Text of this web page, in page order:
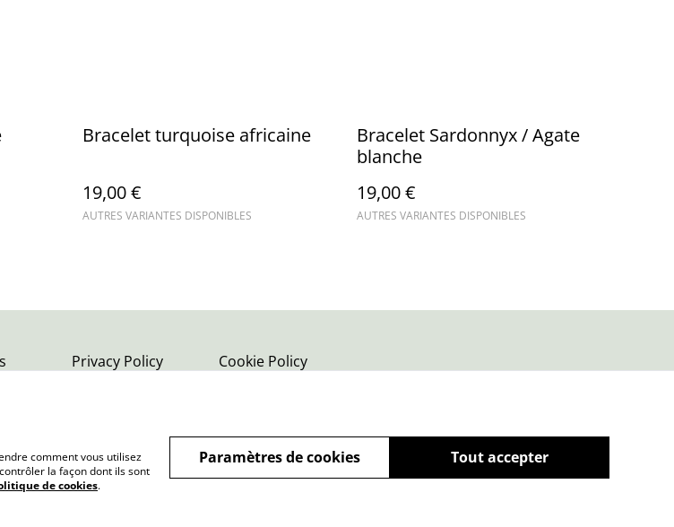
Bracelet turquoise africaine
19,00 €
AUTRES VARIANTES DISPONIBLES
Bracelet Sardonnyx / Agate
blanche
19,00 €
AUTRES VARIANTES DISPONIBLES
Privacy Policy Cookie Policy
comment vous utilisez
la façon dont ils sont
de cookies.
Tout accepter
Paramètres de cookies